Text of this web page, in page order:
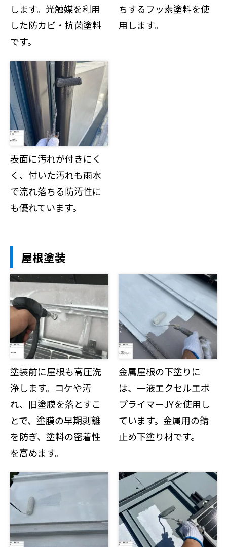
します。光触媒を利用
した防カビ・抗菌塗料
です。
ちするフッ素塗料を使
用します。
表面に汚れが付きにく
く、付いた汚れも雨水
で流れ落ちる防汚性に
も優れています。
屋根塗装
塗装前に屋根も高圧洗
浄します。コケや汚
れ、旧塗膜を落とすこ
とで、塗膜の早期剥離
を防ぎ、塗料の密着性
を高めます。
金属屋根の下塗りに
は、一液エクセルエポ
プライマーJYを使用し
ています。金属用の錆
止め下塗り材です。